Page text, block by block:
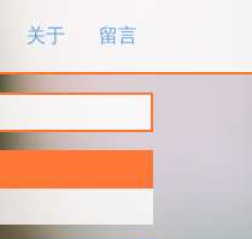
关于 留言